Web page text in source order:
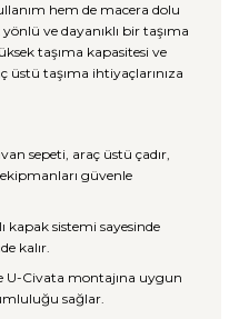
hem de macera dolu
ve dayanıklı bir taşıma
taşıma kapasitesi ve
taşıma ihtiyaçlarınıza
sepeti, araç üstü çadır,
güvenle
kapak sistemi sayesinde
kalır.
U-Civata montajına uygun
sağlar.